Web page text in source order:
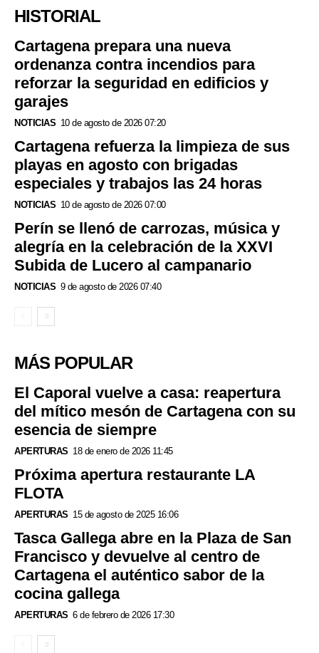
HISTORIAL
Cartagena prepara una nueva
ordenanza contra incendios para
reforzar la seguridad en edificios y
garajes
NOTICIAS 10 de agosto de 2026 07:20
Cartagena refuerza la limpieza de sus
playas en agosto con brigadas
especiales y trabajos las 24 horas
NOTICIAS 10 de agosto de 2026 07:00
Perín se llenó de carrozas, música y
alegría en la celebración de la XXVI
Subida de Lucero al campanario
NOTICIAS 9 de agosto de 2026 07:40
MÁS POPULAR
El Caporal vuelve a casa: reapertura
del mítico mesón de Cartagena con su
esencia de siempre
APERTURAS 18 de enero de 2026 11:45
Próxima apertura restaurante LA
FLOTA
APERTURAS 15 de agosto de 2025 16:06
Tasca Gallega abre en la Plaza de San
Francisco y devuelve al centro de
Cartagena el auténtico sabor de la
cocina gallega
APERTURAS 6 de febrero de 2026 17:30